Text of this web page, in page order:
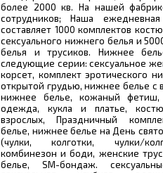
более 2000 кв. На нашей
сотрудников; Наша ежедневная
составляет 1000 комплектов
сексуального нижнего белья и
белья и трусиков. Нижнее
следующие серии: сексуальное
корсет, комплект эротического
открытой грудью, нижнее белье с
нижнее белье, кожаный фетиш,
одежда, кукла и платье,
взрослых, Праздничный
белье, нижнее белье на День
(чулки, колготки, чулки/
комбинезон и боди, женские
белье, SM-бондаж.